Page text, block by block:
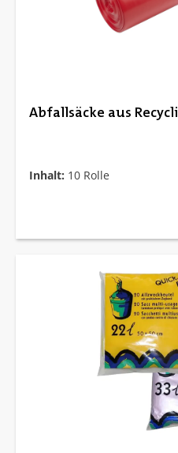
Abfallsäcke aus
Inhalt: 10 Rolle